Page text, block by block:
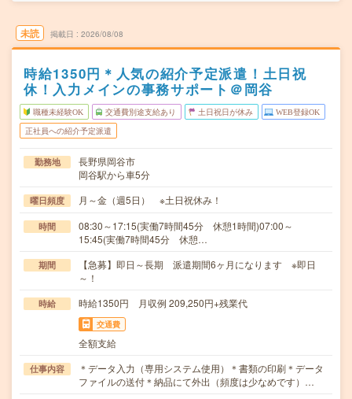
未読 掲載日 2026/08/08
時給1350円＊人気の紹介予定派遣！土日祝
休！入力メインの事務サポート＠岡谷
職種未経験OK 交通費別途支給あり 土日祝日が休み WEB登録OK
正社員への紹介予定派遣
勤務地
長野県岡谷市
岡谷駅から車5分
曜日頻度 月～金（週5日） ※土日祝休み！
時間
08:30～17:15(実働7時間45分 休憩1時間)07:00～
15:45(実働7時間45分 休憩…
期間
【急募】即日～長期 派遣期間6ヶ月になります ※即日
～！
時給 時給1350円 月収例 209,250円+残業代
交通費
全額支給
仕事内容
＊データ入力（専用システム使用）＊書類の印刷＊データ
ファイルの送付＊納品にて外出（頻度は少なめです）…